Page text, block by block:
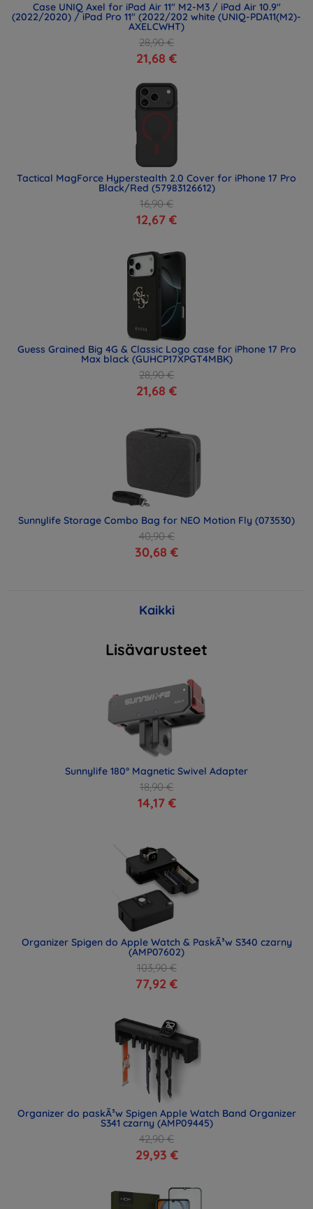
Case UNIQ Axel for iPad Air 11" M2-M3 / iPad Air 10.9"
(2022/2020) / iPad Pro 11" (2022/202 white (UNIQ-PDA11(M2)-
AXELCWHT)
28,90 €
21,68 €
Tactical MagForce Hyperstealth 2.0 Cover for iPhone 17 Pro
Black/Red (57983126612)
16,90 €
12,67 €
Guess Grained Big 4G & Classic Logo case for iPhone 17 Pro
Max black (GUHCP17XPGT4MBK)
28,90 €
21,68 €
Sunnylife Storage Combo Bag for NEO Motion Fly (073530)
40,90 €
30,68 €
Kaikki
Lisävarusteet
Sunnylife 180° Magnetic Swivel Adapter
18,90 €
14,17 €
Organizer Spigen do Apple Watch & PaskÃ³w S340 czarny
(AMP07602)
103,90 €
77,92 €
Organizer do paskÃ³w Spigen Apple Watch Band Organizer
S341 czarny (AMP09445)
42,90 €
29,93 €